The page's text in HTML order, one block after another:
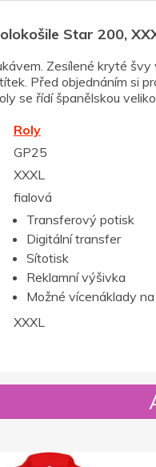
Star 200,
Zesílené kryté
Před objednáním si
se řídí španělskou
Roly
GP25
XXXL
fialová
Transferový potisk
Digitální transfer
Sítotisk
Reklamní výšivka
Možné vícenáklady
XXXL